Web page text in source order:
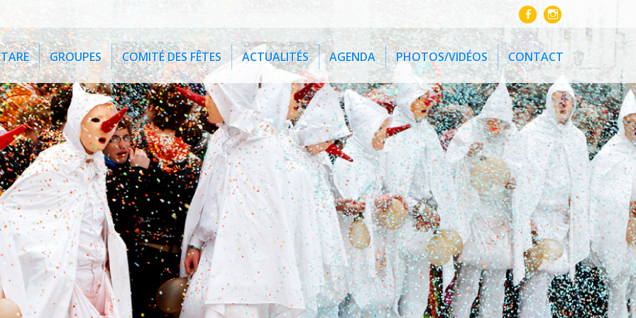
GROUPES COMITÉ DES FÊTES ACTUALITÉS AGENDA PHOTOS/VIDÉOS CONTACT